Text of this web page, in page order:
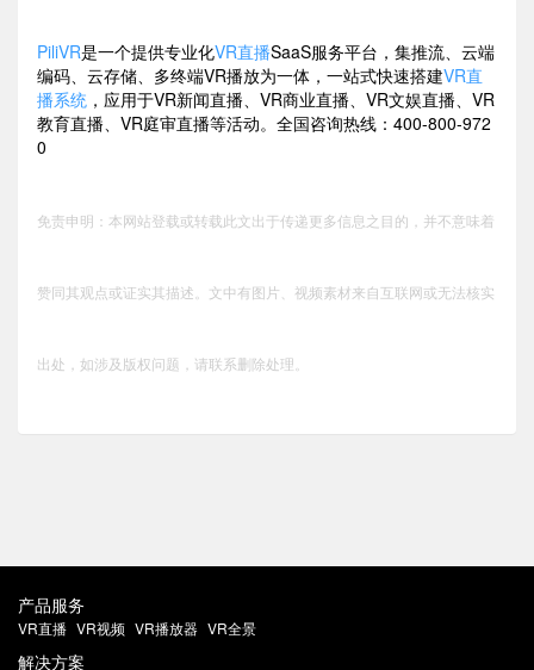
PiliVR是一个提供专业化VR直播SaaS服务平台，集推流、云端
编码、云存储、多终端VR播放为一体，一站式快速搭建VR直
播系统 ，应用于VR新闻直播、VR商业直播、VR文娱直播、VR
教育直播、VR庭审直播等活动。全国咨询热线：400-800-972
0
免责申明：本网站登载或转载此文出于传递更多信息之目的，并不意味着
赞同其观点或证实其描述。文中有图片、视频素材来自互联网或无法核实
出处，如涉及版权问题，请联系删除处理。
产品服务
VR直播 VR视频 VR播放器 VR全景
解决方案